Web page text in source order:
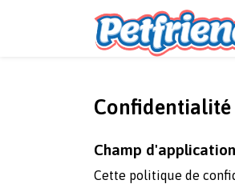
Confidentialité
Champ
Cette politique de